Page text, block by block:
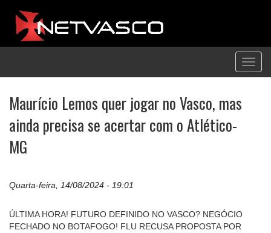
Maurício Lemos quer jogar no Vasco, mas
ainda precisa se acertar com o Atlético-
MG
Quarta-feira, 14/08/2024 - 19:01
ÚLTIMA HORA! FUTURO DEFINIDO NO VASCO? NEGÓCIO
FECHADO NO BOTAFOGO! FLU RECUSA PROPOSTA POR